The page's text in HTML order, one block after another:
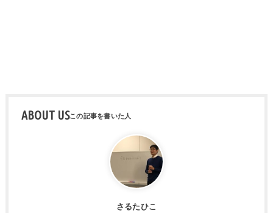
ABOUT US
さるたひこ